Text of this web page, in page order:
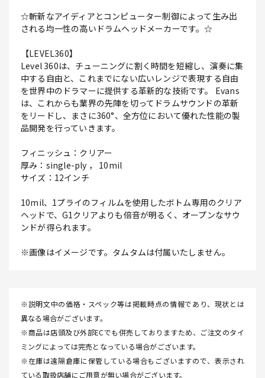
☆斬新なアイディアとコンピューター制御によって生み出
される均一性の高いドラムヘッドメーカーです。☆
【LEVEL360】
Level 360は、チューニングに割く時間を短縮し、演奏に集
中する自由と、これまでにない広いレンジで表現する自由
を世界中のドラマーに提供する革新的な技術です。 Evans
は、これからも業界の先陣を切ってドラムサウンドの革新
をリードし、まさに360°、全方位において優れた性能の製
品開発を行っていきます。
フィニッシュ：クリアー
厚み：single-ply ， 10mil
サイズ：12インチ
10mil、1プライのフィルムを使用したボトム専用のクリア
ヘッドで、G1クリアよりも倍音が明るく、オープンなサウ
ンドが得られます。
※画像はイメージです。タムタムは付属いたしません。
※説明文中の価格・スペック等は掲載時点の情報であり、現状とは
異なる場合がございます。
※商品は店頭及び外部ECでも併売しておりますため、ご注文のタイ
ミングによっては完売となっている場合がございます。
※在庫は遠隔倉庫に保管している場合もございますので、表示され
ている取扱店舗にご用意が無い場合がございます。